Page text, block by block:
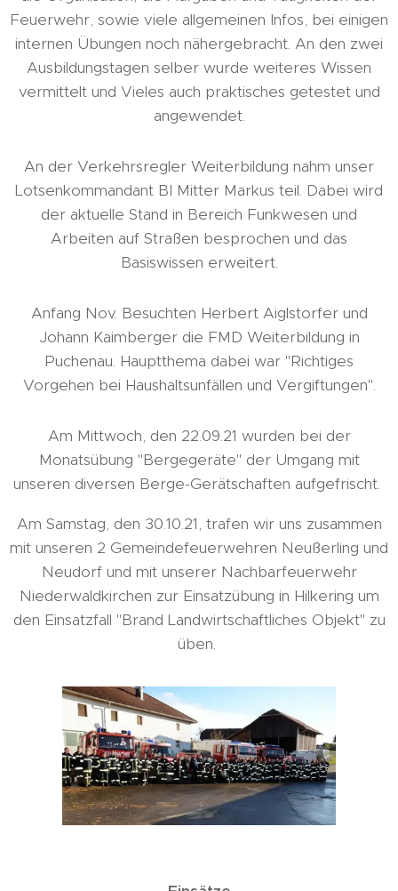
Feuerwehr, sowie viele allgemeinen Infos, bei einigen
internen Übungen noch nähergebracht. An den zwei
Ausbildungstagen selber wurde weiteres Wissen
vermittelt und Vieles auch praktisches getestet und
angewendet.
An der Verkehrsregler Weiterbildung nahm unser
Lotsenkommandant BI Mitter Markus teil. Dabei wird
der aktuelle Stand in Bereich Funkwesen und
Arbeiten auf Straßen besprochen und das
Basiswissen erweitert.
Anfang Nov. Besuchten Herbert Aiglstorfer und
Johann Kaimberger die FMD Weiterbildung in
Puchenau. Hauptthema dabei war "Richtiges
Vorgehen bei Haushaltsunfällen und Vergiftungen".
Am Mittwoch, den 22.09.21 wurden bei der
Monatsübung "Bergegeräte" der Umgang mit
unseren diversen Berge-Gerätschaften aufgefrischt.
Am Samstag, den 30.10.21, trafen wir uns zusammen
mit unseren 2 Gemeindefeuerwehren Neußerling und
Neudorf und mit unserer Nachbarfeuerwehr
Niederwaldkirchen zur Einsatzübung in Hilkering um
den Einsatzfall "Brand Landwirtschaftliches Objekt" zu
üben.